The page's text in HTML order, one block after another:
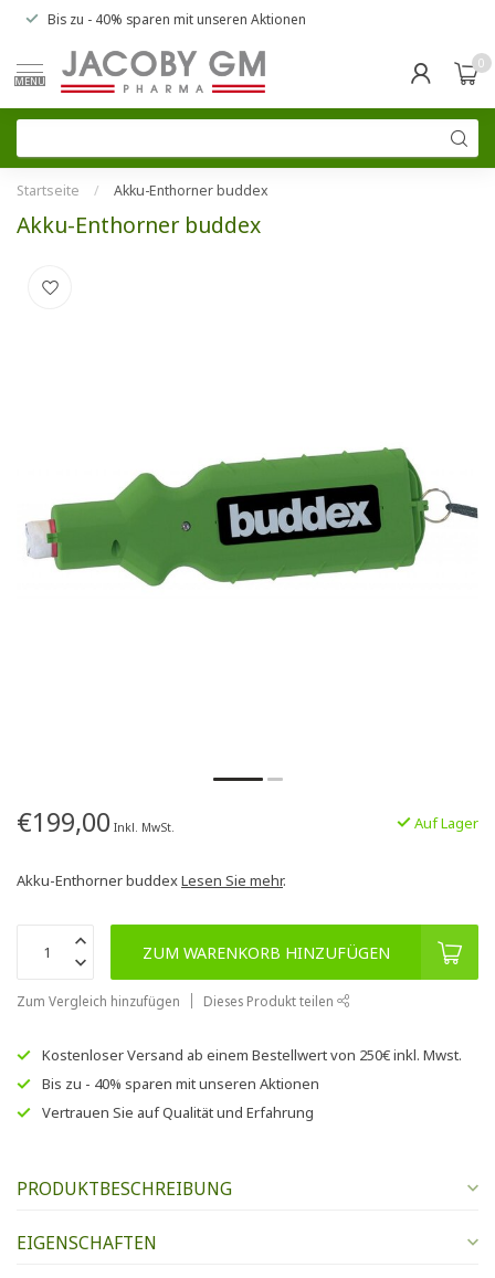
Bis zu - 40% sparen mit unseren Aktionen
MENU
0
Startseite / Akku-Enthorner buddex
Akku-Enthorner buddex
€199,00 Inkl. MwSt. Auf Lager
Akku-Enthorner buddexLesen Sie mehr.
ZUM WARENKORB HINZUFÜGEN
Zum Vergleich hinzufügen Dieses Produkt teilen
Kostenloser Versand ab einem Bestellwert von 250€inkl. Mwst.
Bis zu - 40% sparen mit unseren Aktionen
Vertrauen Sie aufQualität und Erfahrung
PRODUKTBESCHREIBUNG
EIGENSCHAFTEN